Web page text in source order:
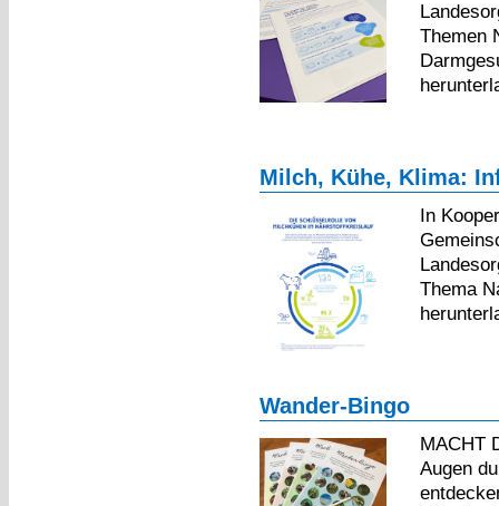
Themen
Milch, Kühe, Klima:
In
Thema
Wander-Bingo
MACHT
Augen